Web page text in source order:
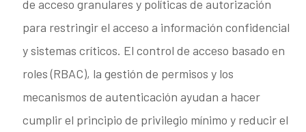
de acceso granulares y políticas de autorización
para restringir el acceso a información confidencial
y sistemas críticos. El control de acceso basado en
roles (RBAC), la gestión de permisos y los
mecanismos de autenticación ayudan a hacer
cumplir el principio de privilegio mínimo y reducir el